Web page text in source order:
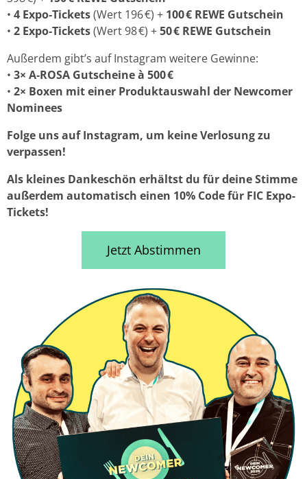
• 4 Expo‑Tickets(Wert 196 €) + 100 € REWE Gutschein
• 2 Expo‑Tickets(Wert 98 €) +50 € REWE Gutschein
Außerdem gibt’s auf Instagram weitere Gewinne:
• 3× A‑ROSA Gutscheine à 500 €
• 2× Boxen mit einer Produktauswahl der Newcomer
Nominees
Folge uns auf Instagram, um keine Verlosung zu
verpassen!
Als kleines Dankeschön erhältst du für deine Stimme
außerdem automatisch einen 10% Code für FIC Expo-
Tickets!
Jetzt Abstimmen